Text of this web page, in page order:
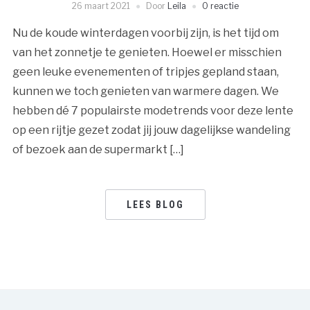
26 maart 2021 Door Leila 0 reactie
Nu de koude winterdagen voorbij zijn, is het tijd om
van het zonnetje te genieten. Hoewel er misschien
geen leuke evenementen of tripjes gepland staan,
kunnen we toch genieten van warmere dagen. We
hebben dé 7 populairste modetrends voor deze lente
op een rijtje gezet zodat jij jouw dagelijkse wandeling
of bezoek aan de supermarkt […]
LEES BLOG